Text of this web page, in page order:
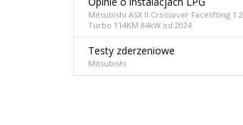
Mitsubishi ASX II Crossover Facelifting 1.2
Turbo 114KM 84kW od 2024
Testy zderzeniowe
Mitsubishi